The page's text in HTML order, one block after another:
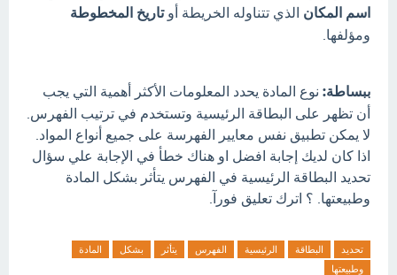
اسم المكان الذي تتناوله الخريطة أوتاريخ المخطوطة
ومؤلفها.
ببساطة: نوع المادة يحدد المعلومات الأكثر أهمية التي يجب
أن تظهر على البطاقة الرئيسية وتستخدم في ترتيب الفهرس.
لا يمكن تطبيق نفس معايير الفهرسة على جميع أنواع المواد.
اذا كان لديك إجابة افضل او هناك خطأ في الإجابة علي سؤال
تحديد البطاقة الرئيسية في الفهرس يتأثر بشكل المادة
وطبيعتها. ؟ اترك تعليق فورآ.
تحديد البطاقة الرئيسية الفهرس يتأثر بشكل
المادة
وطبيعتها